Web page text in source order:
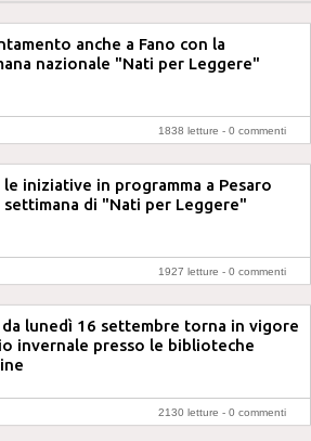
anche a Fano con la
nazionale "Nati per Leggere"
1838 letture - 0 commenti
iniziative in programma a Pesaro
settimana di "Nati per Leggere"
1927 letture - 0 commenti
da lunedì 16 settembre torna in vigore
invernale presso le biblioteche
2130 letture - 0 commenti